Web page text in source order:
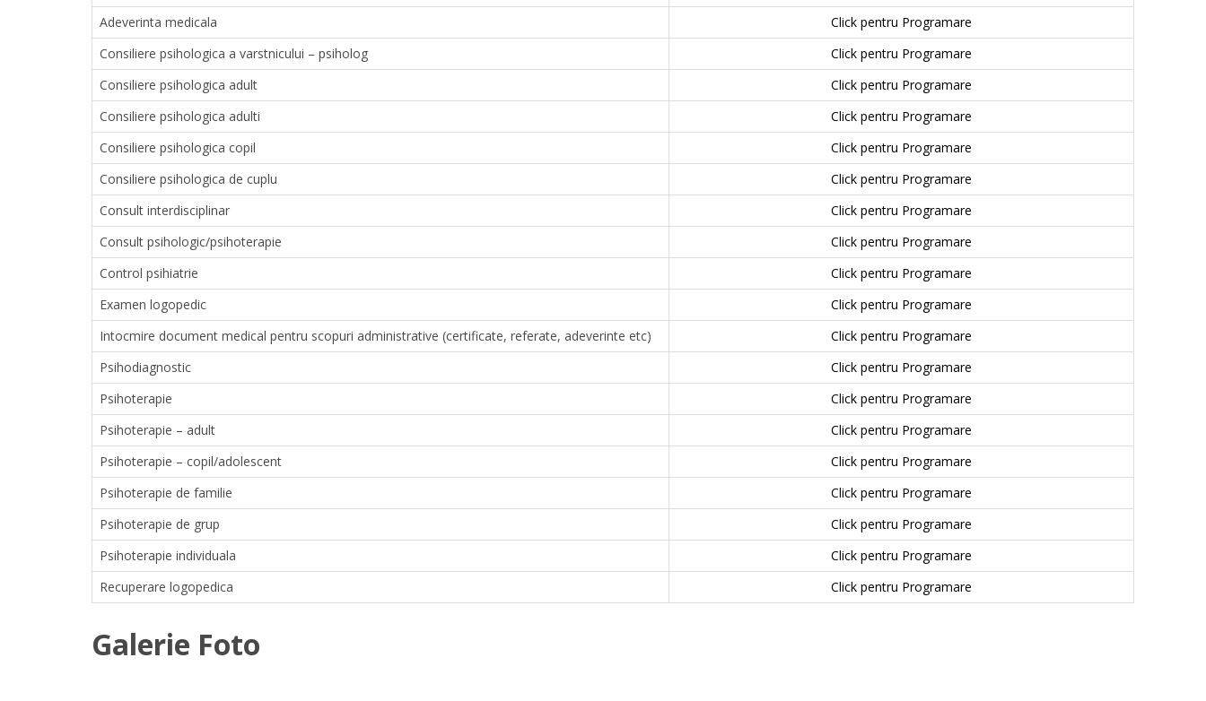
Adeverinta medicala
Click pentru Programare
Consiliere psihologica a varstnicului – psiholog
Click pentru Programare
Consiliere psihologica adult
Click pentru Programare
Consiliere psihologica adulti
Click pentru Programare
Consiliere psihologica copil
Click pentru Programare
Consiliere psihologica de cuplu
Click pentru Programare
Consult interdisciplinar
Click pentru Programare
Consult psihologic/psihoterapie
Click pentru Programare
Control psihiatrie
Click pentru Programare
Examen logopedic
Click pentru Programare
Intocmire document medical pentru scopuri administrative (certificate, referate, adeverinte etc)
Click pentru Programare
Psihodiagnostic
Click pentru Programare
Psihoterapie
Click pentru Programare
Psihoterapie – adult
Click pentru Programare
Psihoterapie – copil/adolescent
Click pentru Programare
Psihoterapie de familie
Click pentru Programare
Psihoterapie de grup
Click pentru Programare
Psihoterapie individuala
Click pentru Programare
Recuperare logopedica
Click pentru Programare
Galerie Foto